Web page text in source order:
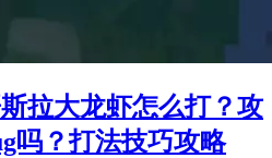
拉大龙虾怎么打？攻
吗？打法技巧攻略